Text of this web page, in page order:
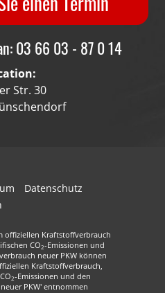
03 66 03 - 87 0 14
Str. 30
Datenschutz
offiziellen Kraftstoffverbrauch
CO2-Emissionen und
neuer PKW können
Kraftstoffverbrauch,
2-Emissionen und den
PKW' entnommen